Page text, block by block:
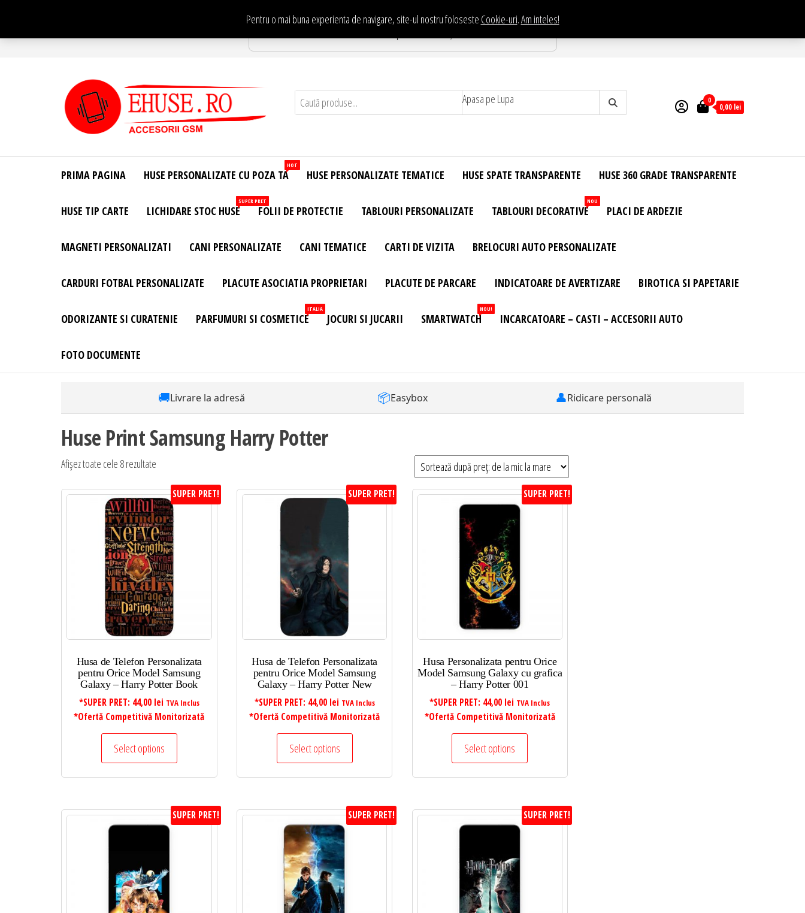
conținut
Pentru o mai buna experienta de navigare, site-ul nostru foloseste Cookie-uri.Am inteles!
Te asteptam in Showroom eHuse.ro
Site Oficial .
Huse
Personalizate
Huse
Personalizate
Telefon –
– Accesorii
Apasa pe Lupa 0
0,00 lei
PRIMA PAGINA HUSE PERSONALIZATE CU POZA TA
HOT
HUSE PERSONALIZATE TEMATICE HUSE SPATE TRANSPARENTE HUSE 360 GRADE TRANSPARENTE
HUSE TIP CARTE LICHIDARE STOC HUSE
SUPER PRET
FOLII DE PROTECTIE TABLOURI PERSONALIZATE TABLOURI DECORATIVE
NOU
PLACI DE ARDEZIE
MAGNETI PERSONALIZATI CANI PERSONALIZATE CANI TEMATICE CARTI DE VIZITA BRELOCURI AUTO PERSONALIZATE
CARDURI FOTBAL PERSONALIZATE PLACUTE ASOCIATIA PROPRIETARI PLACUTE DE PARCARE INDICATOARE DE AVERTIZARE BIROTICA SI PAPETARIE
ODORIZANTE SI CURATENIE PARFUMURI SI COSMETICE
ITALIA
JOCURI SI JUCARII SMARTWATCH
NOU!
INCARCATOARE – CASTI – ACCESORII AUTO
FOTO DOCUMENTE
🚚Livrare la adresă 📦Easybox 👤Ridicare personală
Huse Print Samsung Harry Potter
Afișez toate cele 8 rezultate
preț:
de
la
mic
la
mare
SUPER PRET!
Husa de Telefon Personalizata
pentru Orice Model Samsung
Galaxy – Harry Potter Book
*SUPER PRET: 44,00 lei TVA Inclus
*Ofertă Competitivă Monitorizată
Select options
SUPER PRET!
Husa de Telefon Personalizata
pentru Orice Model Samsung
Galaxy – Harry Potter New
*SUPER PRET: 44,00 lei TVA Inclus
*Ofertă Competitivă Monitorizată
Select options
SUPER PRET!
Husa Personalizata pentru Orice
Model Samsung Galaxy cu grafica
– Harry Potter 001
*SUPER PRET: 44,00 lei TVA Inclus
*Ofertă Competitivă Monitorizată
Select options
SUPER PRET! SUPER PRET! SUPER PRET!